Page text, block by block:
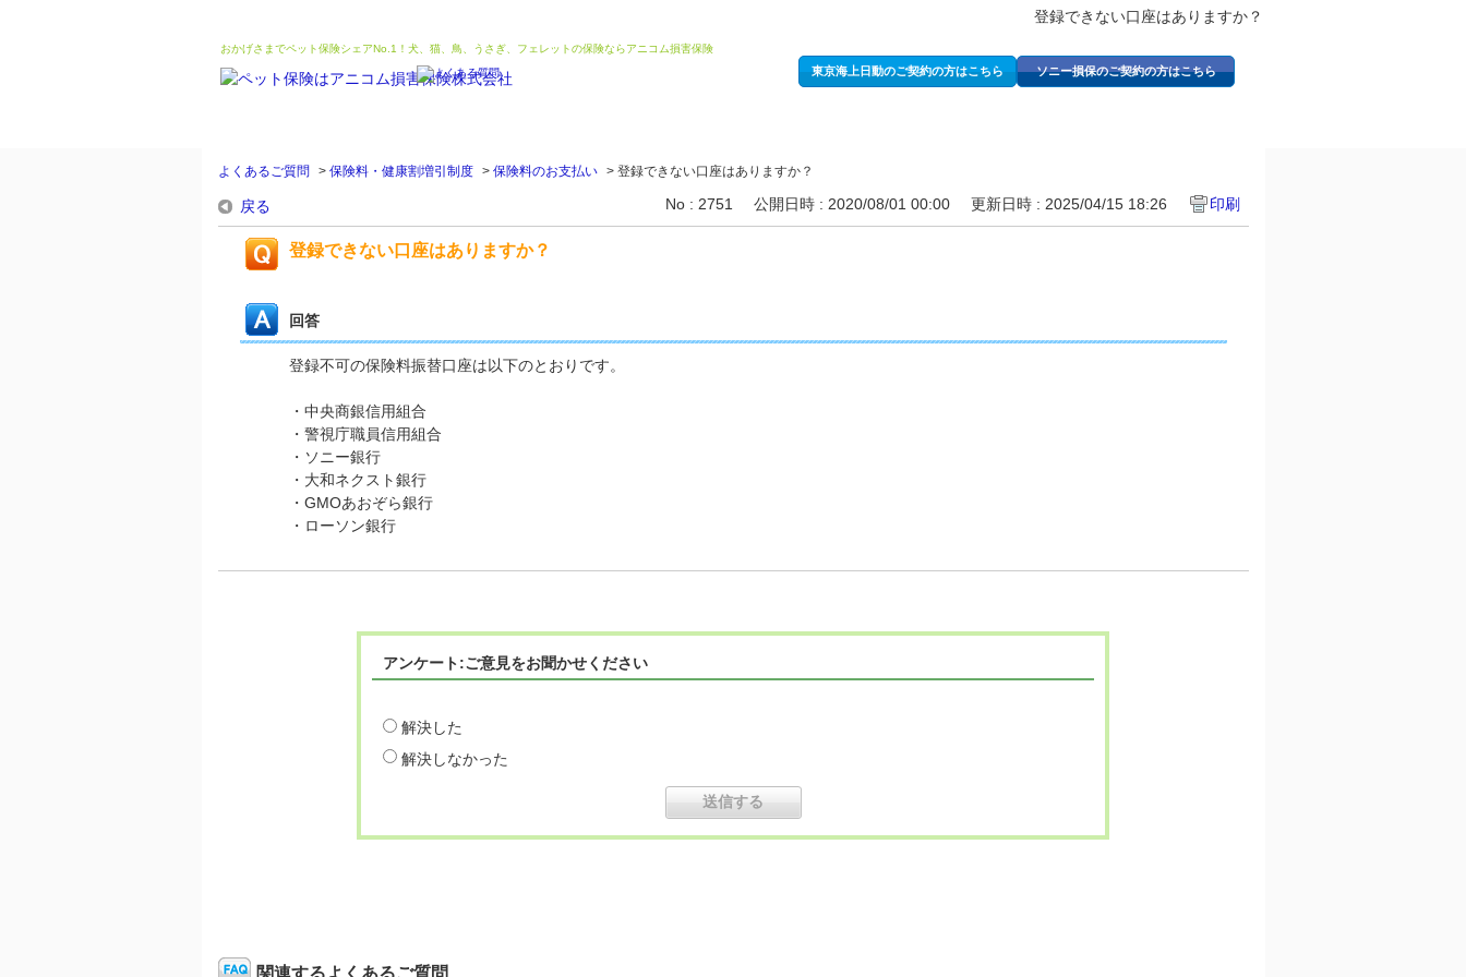
登録できない口座はありますか？
おかげさまでペット保険シェアNo.1！犬、猫、鳥、うさぎ、フェレットの保険ならアニコム損害保険
東京海上日動のご契約の方はこちら ソニー損保のご契約の方はこちら
よくあるご質問 > 保険料・健康割増引制度 > 保険料のお支払い > 登録できない口座はありますか？
戻る No : 2751 公開日時 : 2020/08/01 00:00 更新日時 : 2025/04/15 18:26 印刷
登録できない口座はありますか？
回答
登録不可の保険料振替口座は以下のとおりです。
・中央商銀信用組合
・警視庁職員信用組合
・ソニー銀行
・大和ネクスト銀行
・GMOあおぞら銀行
・ローソン銀行
アンケート:ご意見をお聞かせください
解決した
解決しなかった
関連するよくあるご質問